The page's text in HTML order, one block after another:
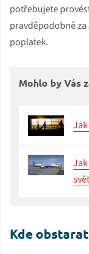
potřebujete
pravděpodobně
poplatek.
Mohlo by Vás
Kde